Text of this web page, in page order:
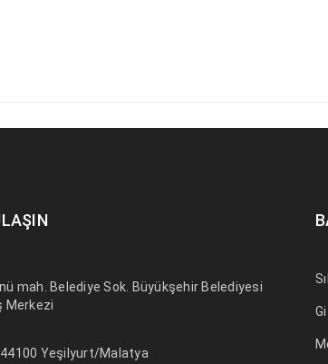
mah. Belediye Sok. Büyükşehir Belediyesi
Merkezi
44100 Yeşilyurt/Malatya